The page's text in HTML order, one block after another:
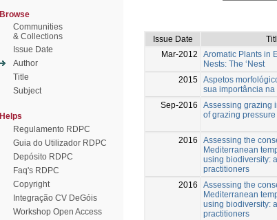
Browse
Communities
& Collections
Issue Date
Author
Title
Subject
Helps
Regulamento RDPC
Guia do Utilizador RDPC
Depósito RDPC
Faq's RDPC
Copyright
Integração CV DeGóis
Workshop Open Access
Issue Date
Mar-2012
Aromatic Plants in
Nests: The ‘Nest
2015 Aspetos
sua importância
Sep-2016
Assessing grazing
of grazing
2016
Assessing the
Mediterranean
using biodiversity:
practitioners
2016
Assessing the
Mediterranean
using biodiversity:
practitioners